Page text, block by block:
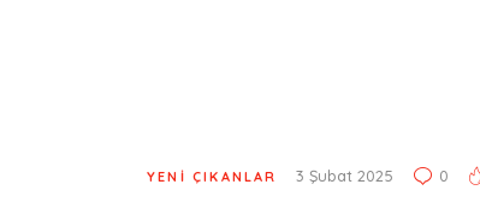
YENI ÇIKANLAR 3 Şubat 2025 0